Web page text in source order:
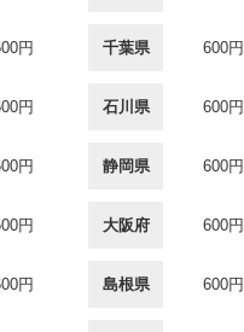
円 千葉県 600円
円 石川県 600円
円 静岡県 600円
円 大阪府 600円
円 島根県 600円